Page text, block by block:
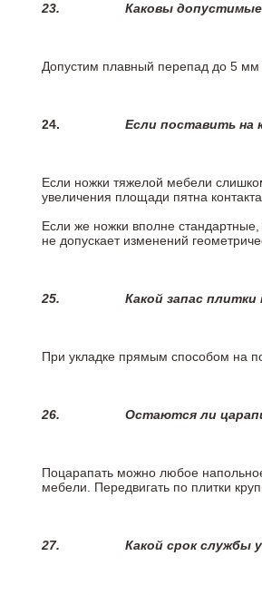
23. Каковы
Допустим плавный перепад до 5 мм
24. Если поставить на
Если ножки тяжелой мебели
увеличения площади пятна
Если же ножки вполне
не допускает изменений
25. Какой запас плитки
При укладке прямым способом на
26. Остаются ли
Поцарапать можно любое
мебели. Передвигать по плитки
27. Какой срок службы